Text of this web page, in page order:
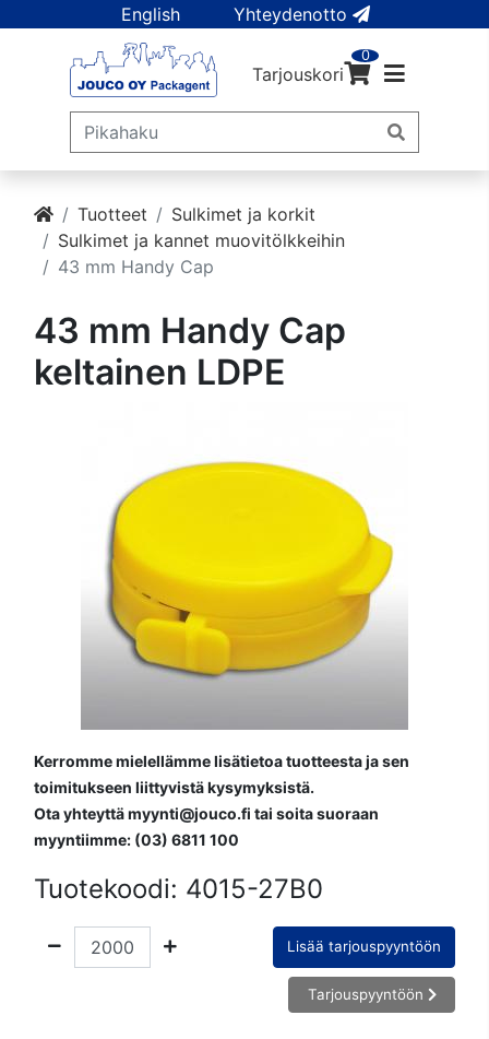
English Yhteydenotto
Tarjouskori
0
Tuotteet
Sulkimet ja korkit
Sulkimet ja kannet muovitölkkeihin
43 mm Handy Cap
43 mm Handy Cap
keltainen LDPE
Kerromme mielellämme lisätietoa tuotteesta ja sen
toimitukseen liittyvistä kysymyksistä.
Ota yhteyttä myynti@jouco.fi tai soita suoraan
myyntiimme: (03) 6811 100
Tuotekoodi: 4015-27B0
Lisää tarjouspyyntöön
Tarjouspyyntöön